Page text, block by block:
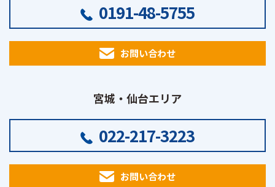
0191-48-5755
お問い合わせ
宮城・仙台エリア
022-217-3223
お問い合わせ